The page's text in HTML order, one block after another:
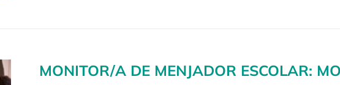
MONITOR/A DE MENJADOR ESCOLAR: